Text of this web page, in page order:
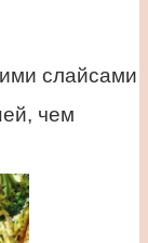
слайсами
чем